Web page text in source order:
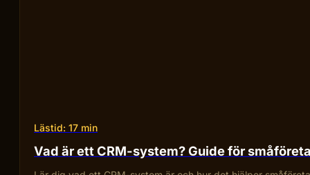
Lästid: 17 min
Vad är ett CRM-system? Guide för